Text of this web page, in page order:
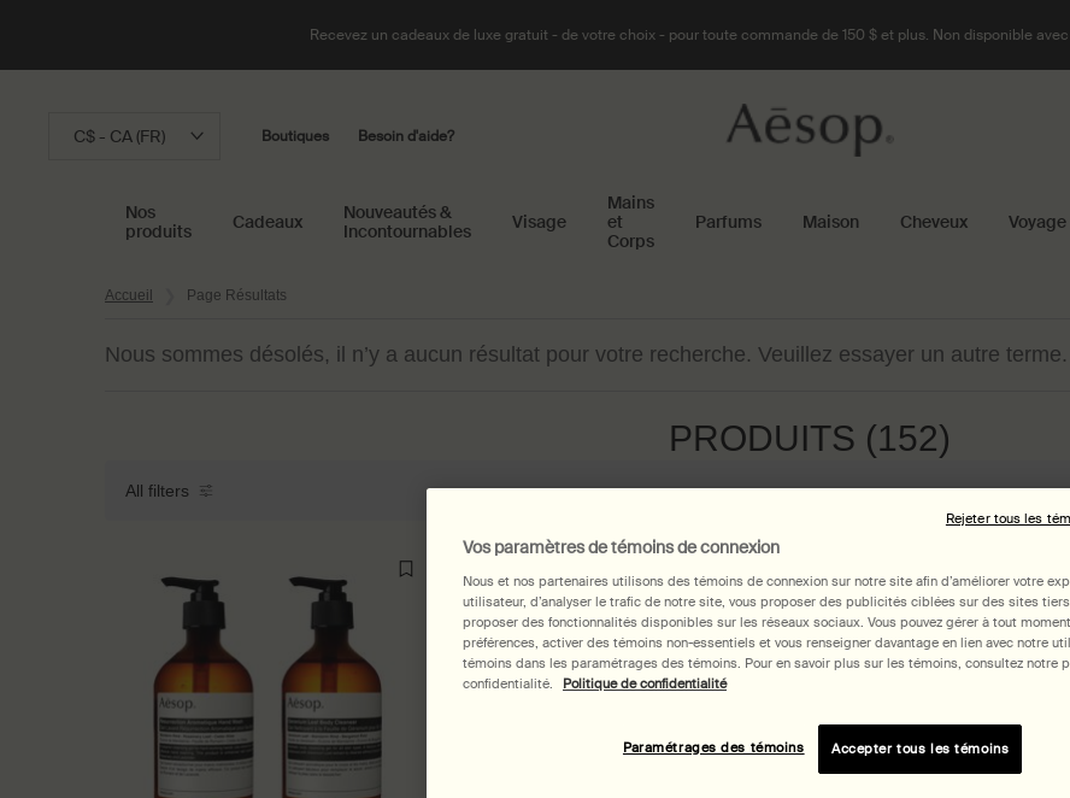
Recevez un cadeaux de luxe gratuit - de votre choix - pour toute commande de 150 $ et plus. Non disponible
C$ - CA (FR) Boutiques Besoin d'aide?
Nos
produits
Cadeaux
Nouveautés &
Incontournables
Visage
Mains
et
Corps
Parfums Maison Cheveux Voyage
Accueil Page Résultats
Nous sommes désolés, il n’y a aucun résultat pour votre recherche. Veuillez essayer un autre terme.
PRODUITS (152)
All filters
All Filters menu
Vos paramètres de témoins de connexion
Nous et nos partenaires utilisons des témoins de connexion sur notre site afin d’améliorer votre
utilisateur, d’analyser le trafic de notre site, vous proposer des publicités ciblées sur des sites
proposer des fonctionnalités disponibles sur les réseaux sociaux. Vous pouvez gérer à tout
préférences, activer des témoins non-essentiels et vous renseigner davantage en lien avec notre
témoins dans les paramétrages des témoins. Pour en savoir plus sur les témoins, consultez notre
confidentialité.
Politique de confidentialité
Paramétrages des témoins Accepter tous les témoins
Rejeter tous les